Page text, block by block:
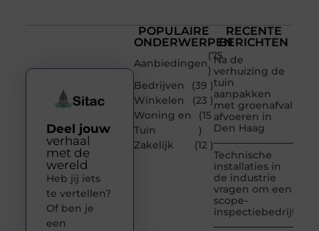
POPULAIRE
ONDERWERPEN
Aanbiedingen
(75
)
Bedrijven
(39 )
Winkelen
(23 )
Woning en
Tuin
(15
)
Zakelijk
(12 )
RECENTE
BERICHTEN
Na de
verhuizing de
tuin
aanpakken
met groenafval
afvoeren in
Den Haag
Technische
installaties in
de industrie
vragen om een
scope-
inspectiebedrijf
Deel jouw
verhaal
met de
wereld
Heb jij iets
te vertellen?
Of ben je
een